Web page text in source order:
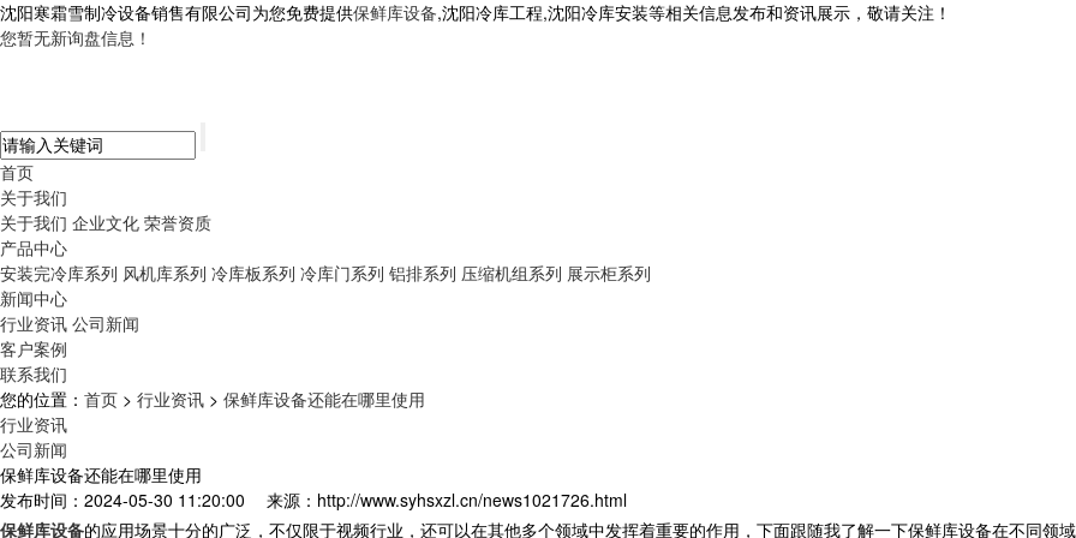
沈阳寒霜雪制冷设备销售有限公司为您免费提供保鲜库设备,沈阳冷库工程,沈阳冷库安装等相关信息发布和资讯展示，敬请关注！
您暂无新询盘信息！
首页
关于我们
关于我们 企业文化 荣誉资质
产品中心
安装完冷库系列 风机库系列 冷库板系列 冷库门系列 铝排系列 压缩机组系列 展示柜系列
新闻中心
行业资讯 公司新闻
客户案例
联系我们
您的位置： 首页 > 行业资讯 > 保鲜库设备还能在哪里使用
行业资讯
公司新闻
保鲜库设备还能在哪里使用
发布时间：2024-05-30 11:20:00
来源：http://www.syhsxzl.cn/news1021726.html
保鲜库设备的应用场景十分的广泛，不仅限于视频行业，还可以在其他多个领域中发挥着重要的作用，下面跟随我了解一下保鲜库设备在不同领域